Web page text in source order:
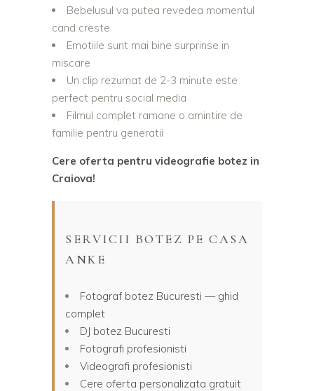
Bebelusul va putea revedea momentul
cand creste
Emotiile sunt mai bine surprinse in
miscare
Un clip rezumat de 2-3 minute este
perfect pentru social media
Filmul complet ramane o amintire de
familie pentru generatii
Cere oferta pentru videografie botez in
Craiova!
SERVICII BOTEZ PE CASA
ANKE
Fotograf botez Bucuresti — ghid
complet
DJ botez Bucuresti
Fotografi profesionisti
Videografi profesionisti
Cere oferta personalizata gratuit